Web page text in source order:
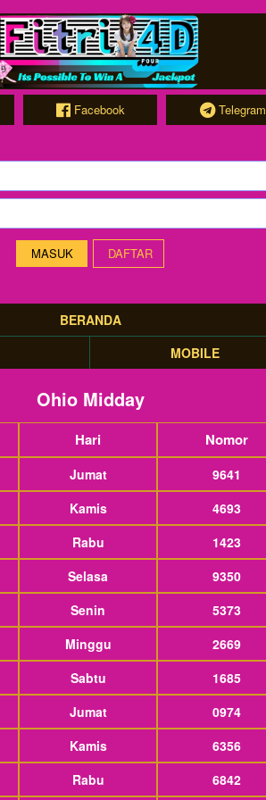
Facebook Telegram
DAFTAR
BERANDA
MOBILE
Ohio Midday
Hari Nomor
Jumat
9641
Kamis
4693
Rabu
1423
Selasa
9350
Senin
5373
Minggu
2669
Sabtu
1685
Jumat
0974
Kamis
6356
Rabu 6842